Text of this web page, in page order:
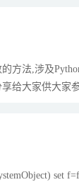
方法,涉及
给大家供大家
set